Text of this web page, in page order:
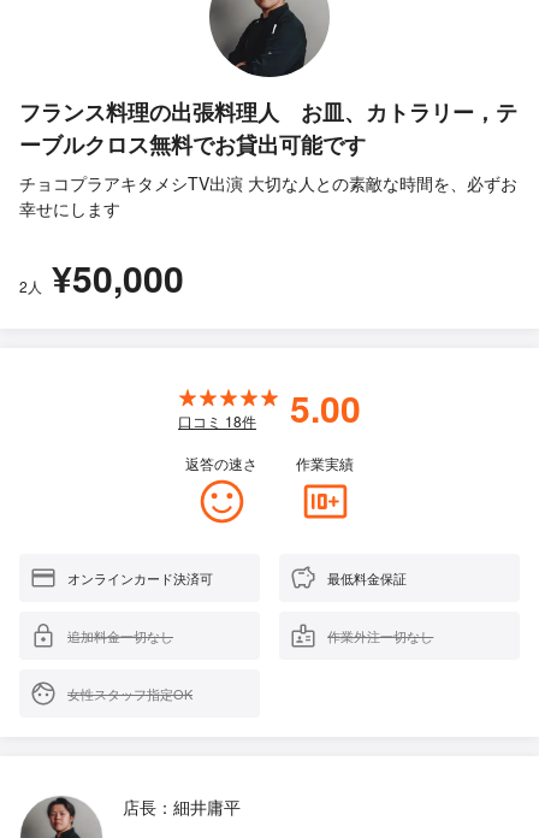
フランス料理の出張料理人 お皿、カトラリー，テ
ーブルクロス無料でお貸出可能です
チョコプラアキタメシTV出演 大切な人との素敵な時間を、必ずお
幸せにします
2人 ¥50,000
口コミ 18件 5.00
返答の速さ 作業実績
オンラインカード決済可 最低料金保証
追加料金一切なし 作業外注一切なし
女性スタッフ指定OK
店長：細井庸平